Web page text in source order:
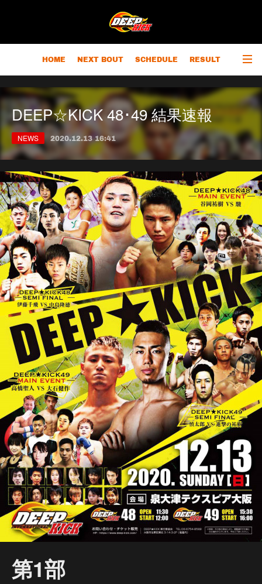
HOME NEXT BOUT SCHEDULE RESULT
RANKING CHAMPIONS OUTLINE
DEEP☆KICK 48･49 結果速報
NEWS 2020.12.13 16:41
第1部